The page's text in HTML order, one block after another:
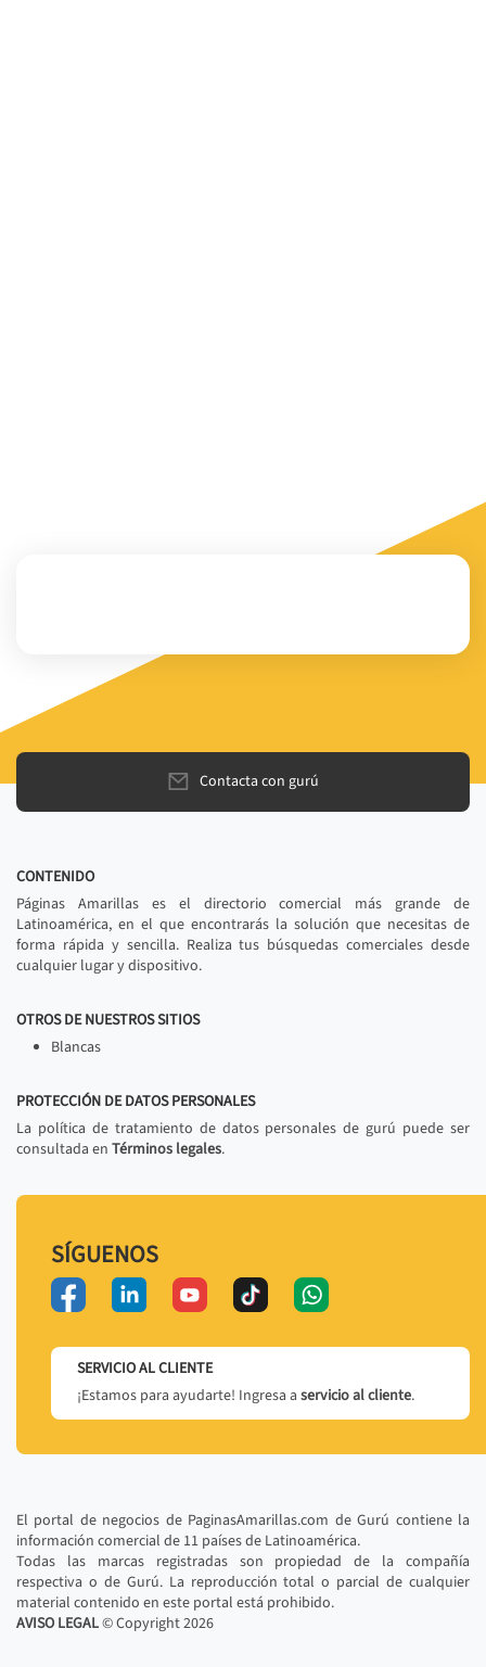
Contacta con gurú
CONTENIDO
Páginas Amarillas es el directorio comercial más grande de
Latinoamérica, en el que encontrarás la solución que necesitas de
forma rápida y sencilla. Realiza tus búsquedas comerciales desde
cualquier lugar y dispositivo.
OTROS DE NUESTROS SITIOS
Blancas
PROTECCIÓN DE DATOS PERSONALES
La política de tratamiento de datos personales de gurú puede ser
consultada en Términos legales.
SÍGUENOS
SERVICIO AL CLIENTE
¡Estamos para ayudarte! Ingresa a servicio al cliente.
El portal de negocios de PaginasAmarillas.com de Gurú contiene la
información comercial de 11 países de Latinoamérica.
Todas las marcas registradas son propiedad de la compañía
respectiva o de Gurú. La reproducción total o parcial de cualquier
material contenido en este portal está prohibido.
AVISO LEGAL© Copyright2026